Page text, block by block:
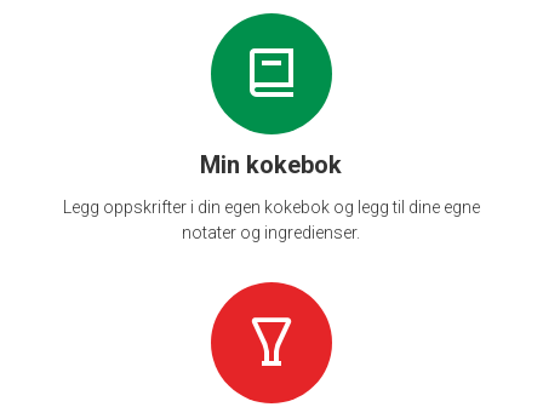
Min kokebok
Legg oppskrifter i din egen kokebok og legg til dine egne
notater og ingredienser.